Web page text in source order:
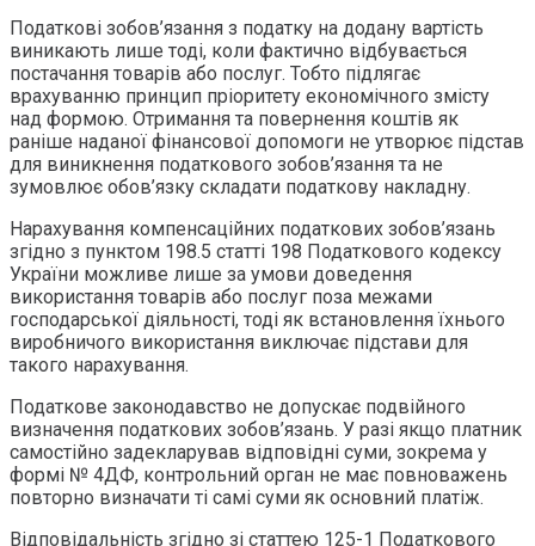
Податкові зобов’язання з податку на додану вартість
виникають лише тоді, коли фактично відбувається
постачання товарів або послуг. Тобто підлягає
врахуванню принцип пріоритету економічного змісту
над формою. Отримання та повернення коштів як
раніше наданої фінансової допомоги не утворює підстав
для виникнення податкового зобов’язання та не
зумовлює обов’язку складати податкову накладну.
Нарахування компенсаційних податкових зобов’язань
згідно з пунктом 198.5 статті 198 Податкового кодексу
України можливе лише за умови доведення
використання товарів або послуг поза межами
господарської діяльності, тоді як встановлення їхнього
виробничого використання виключає підстави для
такого нарахування.
Податкове законодавство не допускає подвійного
визначення податкових зобов’язань. У разі якщо платник
самостійно задекларував відповідні суми, зокрема у
формі № 4ДФ, контрольний орган не має повноважень
повторно визначати ті самі суми як основний платіж.
Відповідальність згідно зі статтею 125-1 Податкового